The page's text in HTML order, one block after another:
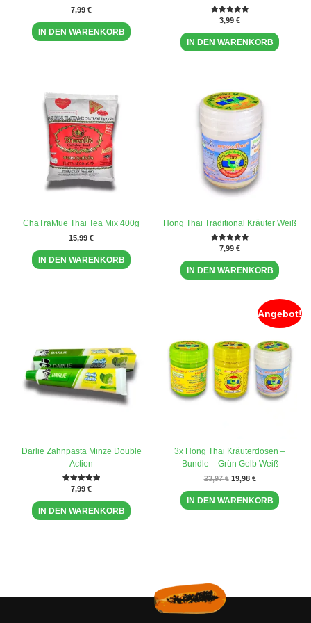
7,99 €
IN DEN WARENKORB
Bewertet mit
5.00
von 5
3,99 €
IN DEN WARENKORB
ChaTraMue Thai Tea Mix 400g
15,99 €
IN DEN WARENKORB
Hong Thai Traditional Kräuter Weiß
Bewertet mit
5.00
von 5
7,99 €
IN DEN WARENKORB
Darlie Zahnpasta Minze Double
Action
Bewertet mit
5.00
von 5
7,99 €
IN DEN WARENKORB
Angebot!
3x Hong Thai Kräuterdosen –
Bundle – Grün Gelb Weiß
23,97€
Ursprünglicher
19,98 €
Aktueller
Preis
ist:
IN DEN WARENKORB